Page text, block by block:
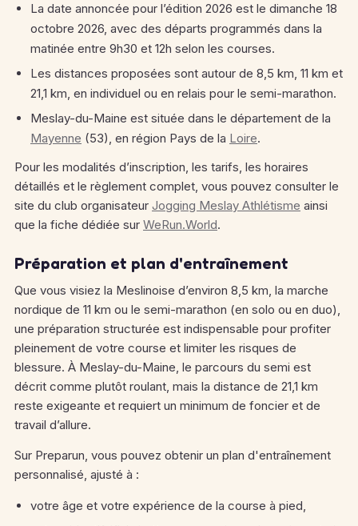
La date annoncée pour l’édition 2026 est le dimanche 18
octobre 2026, avec des départs programmés dans la
matinée entre 9h30 et 12h selon les courses.
Les distances proposées sont autour de 8,5 km, 11 km et
21,1 km, en individuel ou en relais pour le semi-marathon.
Meslay-du-Maine est située dans le département de la
Mayenne (53), en région Pays de la Loire.
Pour les modalités d’inscription, les tarifs, les horaires
détaillés et le règlement complet, vous pouvez consulter le
site du club organisateur Jogging Meslay Athlétisme ainsi
que la fiche dédiée sur WeRun.World.
Préparation et plan d'entraînement
Que vous visiez la Meslinoise d’environ 8,5 km, la marche
nordique de 11 km ou le semi-marathon (en solo ou en duo),
une préparation structurée est indispensable pour profiter
pleinement de votre course et limiter les risques de
blessure. À Meslay-du-Maine, le parcours du semi est
décrit comme plutôt roulant, mais la distance de 21,1 km
reste exigeante et requiert un minimum de foncier et de
travail d’allure.
Sur Preparun, vous pouvez obtenir un plan d'entraînement
personnalisé, ajusté à :
votre âge et votre expérience de la course à pied,